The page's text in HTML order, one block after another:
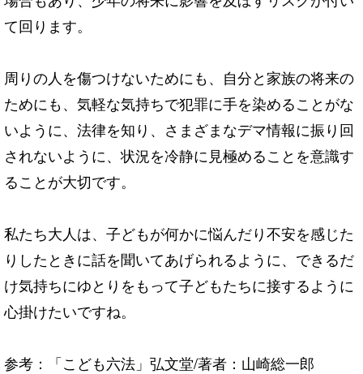
て回ります。
周りの人を傷つけないためにも、自分と家族の将来の
ためにも、気軽な気持ちで犯罪に手を染めることがな
いように、法律を知り、さまざまなデマ情報に振り回
されないように、状況を冷静に見極めることを意識す
ることが大切です。
私たち大人は、子どもが何かに悩んだり不安を感じた
りしたときに話を聞いてあげられるように、できるだ
け気持ちにゆとりをもって子どもたちに接するように
心掛けたいですね。
参考：「こども六法」弘文堂/著者：山崎総一郎